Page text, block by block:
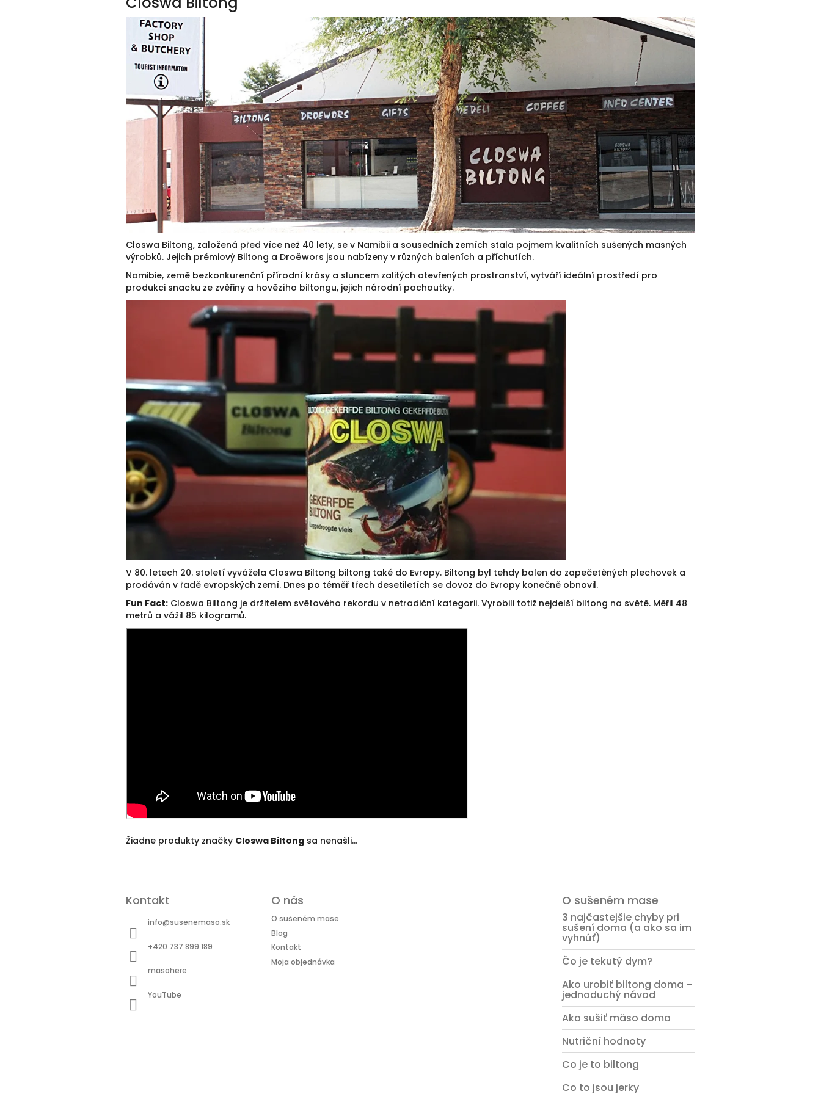
Closwa Biltong, založená před více než 40 lety, se v Namibii a sousedních zemích stala pojmem kvalitních sušených masných
výrobků. Jejich prémiový Biltong a Droëwors jsou nabízeny v různých baleních a příchutích.
Namibie, země bezkonkurenční přírodní krásy a sluncem zalitých otevřených prostranství, vytváří ideální prostředí pro
produkci snacku ze zvěřiny a hovězího biltongu, jejich národní pochoutky.
V 80. letech 20. století vyvážela Closwa Biltong biltong také do Evropy. Biltong byl tehdy balen do zapečetěných plechovek a
prodáván v řadě evropských zemí. Dnes po téměř třech desetiletích se dovoz do Evropy konečně obnovil.
Fun Fact: Closwa Biltong je držitelem světového rekordu v netradiční kategorii. Vyrobili totiž nejdelší biltong na světě. Měřil 48
metrů a vážil 85 kilogramů.
Žiadne produkty značky Closwa Biltong sa nenašli...
Kontakt
info@susenemaso.sk
+420 737 899 189
masohere
YouTube
O nás
O sušeném mase
Blog
Kontakt
Moja objednávka
O sušeném mase
3 najčastejšie chyby pri
sušení doma (a ako sa im
vyhnúť)
Čo je tekutý dym?
Ako urobiť biltong doma –
jednoduchý návod
Ako sušiť mäso doma
Nutriční hodnoty
Co je to biltong
Co to jsou jerky